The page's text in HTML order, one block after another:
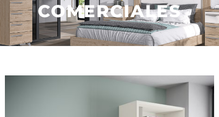
COMERCIALES